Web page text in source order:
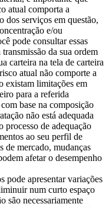
atual comporta a
dos serviços em questão,
e/ou
pode consultar essas
da sua ordem
carteira na tela de carteira
atual não comporte a
existam limitações em
para a referida
base na composição
não está adequada
processo de adequação
ao seu perfil de
de mercado, mudanças
afetar o desempenho
pode apresentar variações
num curto espaço
são necessariamente